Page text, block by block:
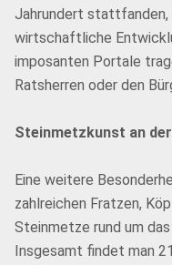
Jahrundert stattfanden,
wirtschaftliche
imposanten Portale
Ratsherren oder den
Steinmetzkunst an
Eine weitere
zahlreichen Fratzen,
Steinmetze rund um
Insgesamt findet man